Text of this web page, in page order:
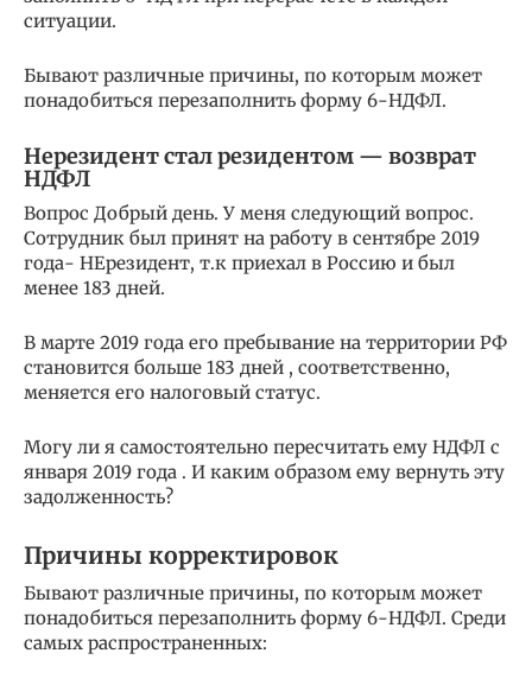
ситуации.
Бывают различные причины, по которым может
понадобиться перезаполнить форму 6-НДФЛ.
Нерезидент стал резидентом — возврат
НДФЛ
Вопрос Добрый день. У меня следующий вопрос.
Сотрудник был принят на работу в сентябре 2019
года- НЕрезидент, т.к приехал в Россию и был
менее 183 дней.
В марте 2019 года его пребывание на территории РФ
становится больше 183 дней , соответственно,
меняется его налоговый статус.
Могу ли я самостоятельно пересчитать ему НДФЛ с
января 2019 года . И каким образом ему вернуть эту
задолженность?
Причины корректировок
Бывают различные причины, по которым может
понадобиться перезаполнить форму 6-НДФЛ. Среди
самых распространенных: